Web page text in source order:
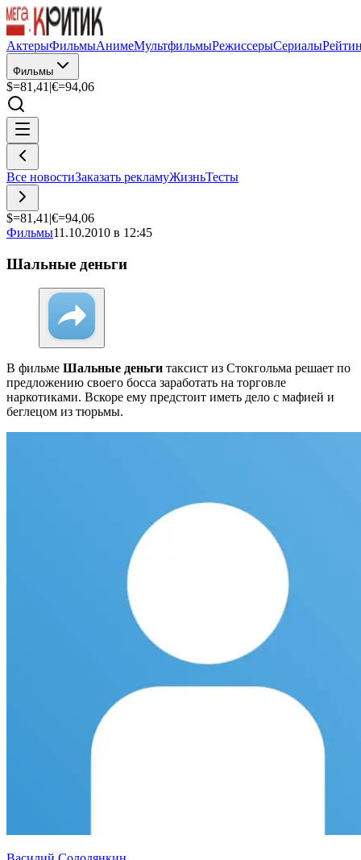
АктерыФильмыАнимеМультфильмыРежиссерыСериалы
Фильмы
$=81,41 |€=94,06
Все новостиЗаказать рекламуЖизньТесты
$=81,41 |€=94,06
Фильмы11.10.2010 в 12:45
Шальные деньги
В фильме Шальные деньги таксист из Стокгольма решает по
предложению своего босса заработать на торговле
наркотиками. Вскоре ему предстоит иметь дело с мафией и
беглецом из тюрьмы.